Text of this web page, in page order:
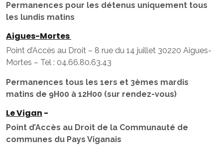
Permanences pour les détenus uniquement tous
les lundis matins
Aigues-Mortes
Point d’Accès au Droit – 8 rue du 14 juillet 30220 Aigues-
Mortes – Tel : 04.66.80.63.43
Permanences tous les 1ers et 3èmes mardis
matins de 9H00 à 12H00 (sur rendez-vous)
Le Vigan -
Point d’Accès au Droit de la Communauté de
communes du Pays Viganais